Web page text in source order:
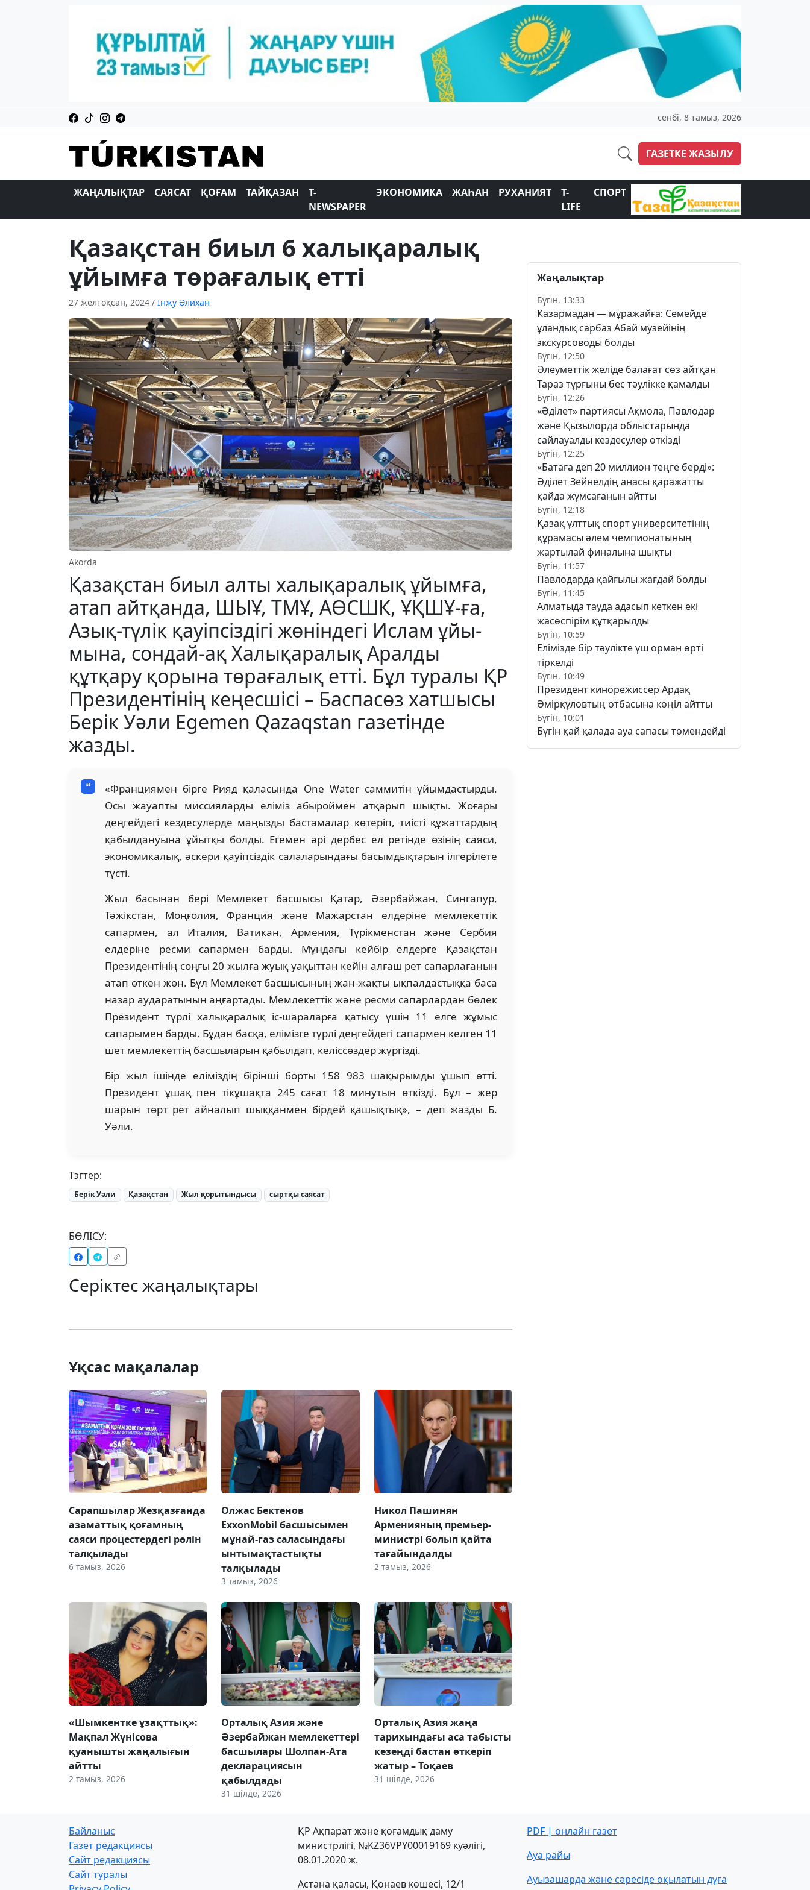
сенбі, 8 тамыз, 2026
ГАЗЕТКЕ ЖАЗЫЛУ
ЖАҢАЛЫҚТАР САЯСАТ ҚОҒАМ ТАЙҚАЗАН
T-
NEWSPAPER
ЭКОНОМИКА ЖАҺАН РУХАНИЯТ
T-
LIFE
СПОРТ
Қазақстан биыл 6 халықаралық
ұйымға төрағалық етті
27 желтоқсан, 2024 / Інжу Әлихан
Akorda
Қазақстан биыл алты халықаралық ұйымға,
атап айтқанда, ШЫҰ, ТМҰ, АӨСШК, ҰҚШҰ-ға,
Азық-түлік қауіпсіздігі жөніндегі Ислам ұйы­
мына, сондай-ақ Халықаралық Аралды
құтқару қорына төрағалық етті. Бұл туралы ҚР
Президентінің кеңесшісі – Баспасөз хатшысы
Берік Уәли Egemen Qazaqstan газетінде
жазды.
«Франциямен бірге Рияд қаласын­да One Water саммитін ұйымдас­тырды.
Осы жауапты миссияларды еліміз абыроймен атқарып шықты. Жоғары
деңгейдегі кездесулерде маңызды бастамалар көтеріп, тиісті құжаттардың
қабылдануына ұйытқы болды. Егемен әрі дербес ел ретінде өзінің саяси,
экономикалық, әскери қауіпсіздік салаларындағы басымдықтарын ілгерілете
түсті.
Жыл басынан бері Мемлекет басшысы Қатар, Әзербайжан, Син­­га­пур,
Тәжікстан, Моңғолия, Фран­ция және Мажарстан елдеріне мемлекеттік
сапармен, ал Италия, Ватикан, Армения, Түрікменстан және Сербия
елдеріне ресми сапармен барды. Мұндағы кейбір елдерге Қазақстан
Президентінің соңғы 20 жылға жуық уақыттан кейін алғаш рет сапарлағанын
атап өткен жөн. Бұл Мемлекет басшысының жан-жақты ықпалдастыққа баса
назар аударатынын аңғартады. Мемлекеттік және ресми сапарлардан бөлек
Президент түрлі халықаралық іс-шараларға қатысу үшін 11 елге жұмыс
сапарымен барды. Бұдан басқа, елімізге түрлі деңгейдегі сапармен келген 11
шет мемлекеттің басшыларын қабылдап, келіссөздер жүргізді.
Бір жыл ішінде еліміздің бірінші борты 158 983 шақырымды ұшып өтті.
Президент ұшақ пен тікұшақта 245 сағат 18 минутын өткізді. Бұл – жер
шарын төрт рет айналып шыққанмен бірдей қашықтық», – деп жазды Б.
Уәли.
Тэгтер:
Берік Уәли Қазақстан Жыл қорытындысы сыртқы саясат
БӨЛІСУ:
Серіктес жаңалықтары
Ұқсас мақалалар
Сарапшылар Жезқазғанда
азаматтық қоғамның
саяси процестердегі рөлін
талқылады
6 тамыз, 2026
Олжас Бектенов
ExxonMobil басшысымен
мұнай-газ саласындағы
ынтымақтастықты
талқылады
3 тамыз, 2026
Никол Пашинян
Арменияның премьер-
министрі болып қайта
тағайындалды
2 тамыз, 2026
«Шымкентке ұзақттық»:
Мақпал Жүнісова
қуанышты жаңалығын
айтты
2 тамыз, 2026
Орталық Азия және
Әзербайжан мемлекеттері
басшылары Шолпан-Ата
декларациясын
қабылдады
31 шілде, 2026
Орталық Азия жаңа
тарихындағы аса табысты
кезеңді бастан өткеріп
жатыр – Тоқаев
31 шілде, 2026
Жаңалықтар
Бүгін, 13:33
Казармадан — мұражайға: Семейде
ұландық сарбаз Абай музейінің
экскурсоводы болды
Бүгін, 12:50
Әлеуметтік желіде балағат сөз айтқан
Тараз тұрғыны бес тәулікке қамалды
Бүгін, 12:26
«Әділет» партиясы Ақмола, Павлодар
және Қызылорда облыстарында
сайлауалды кездесулер өткізді
Бүгін, 12:25
«Батаға деп 20 миллион теңге берді»:
Әділет Зейнелдің анасы қаражатты
қайда жұмсағанын айтты
Бүгін, 12:18
Қазақ ұлттық спорт университетінің
құрамасы әлем чемпионатының
жартылай финалына шықты
Бүгін, 11:57
Павлодарда қайғылы жағдай болды
Бүгін, 11:45
Алматыда тауда адасып кеткен екі
жасөспірім құтқарылды
Бүгін, 10:59
Елімізде бір тәулікте үш орман өрті
тіркелді
Бүгін, 10:49
Президент кинорежиссер Ардақ
Әмірқұловтың отбасына көңіл айтты
Бүгін, 10:01
Бүгін қай қалада ауа сапасы төмендейді
Байланыс
Газет редакциясы
Сайт редакциясы
Сайт туралы
ҚР Ақпарат және қоғамдық даму
министрлігі, №KZ36VPY00019169 куәлігі,
08.01.2020 ж.
Астана қаласы, Қонаев көшесі, 12/1
PDF | онлайн газет
Ауа райы
Ауызашарда және сәресіде оқылатын дұға